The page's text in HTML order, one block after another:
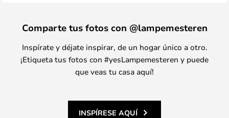
Comparte tus fotos con @lampemesteren
Inspírate y déjate inspirar, de un hogar único a otro.
¡Etiqueta tus fotos con #yesLampemesteren y puede
que veas tu casa aquí!
INSPÍRESE AQUÍ